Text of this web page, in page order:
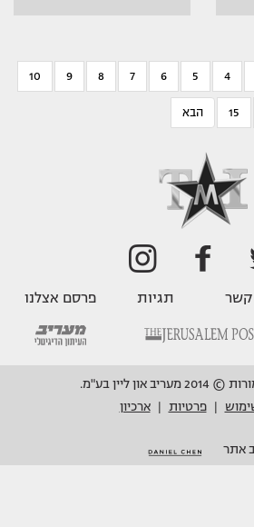
4
5
6
7
8
9
10
15 הבא
קשר תגיות פרסם אצלנו
און ליין בע"מ.
פרטיות ארכיון
אתר